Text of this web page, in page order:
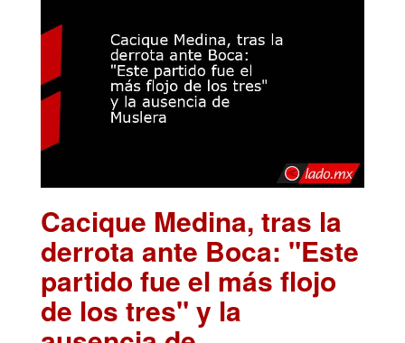
Cacique Medina, tras la
derrota ante Boca: "Este
partido fue el más flojo
de los tres" y la